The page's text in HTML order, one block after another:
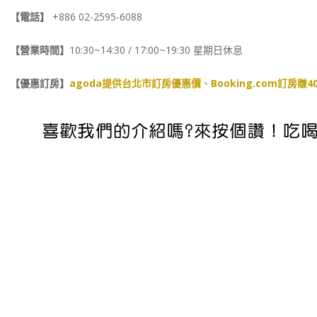
【電話】 +886 02-2595-6088
【營業時間】 10:30~14:30 / 17:00~19:30 星期日休息
【優惠訂房】 agoda提供台北市訂房優惠價 、 Booking.com訂房賺